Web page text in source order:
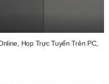
Họp Trực Tuyến Trên PC,